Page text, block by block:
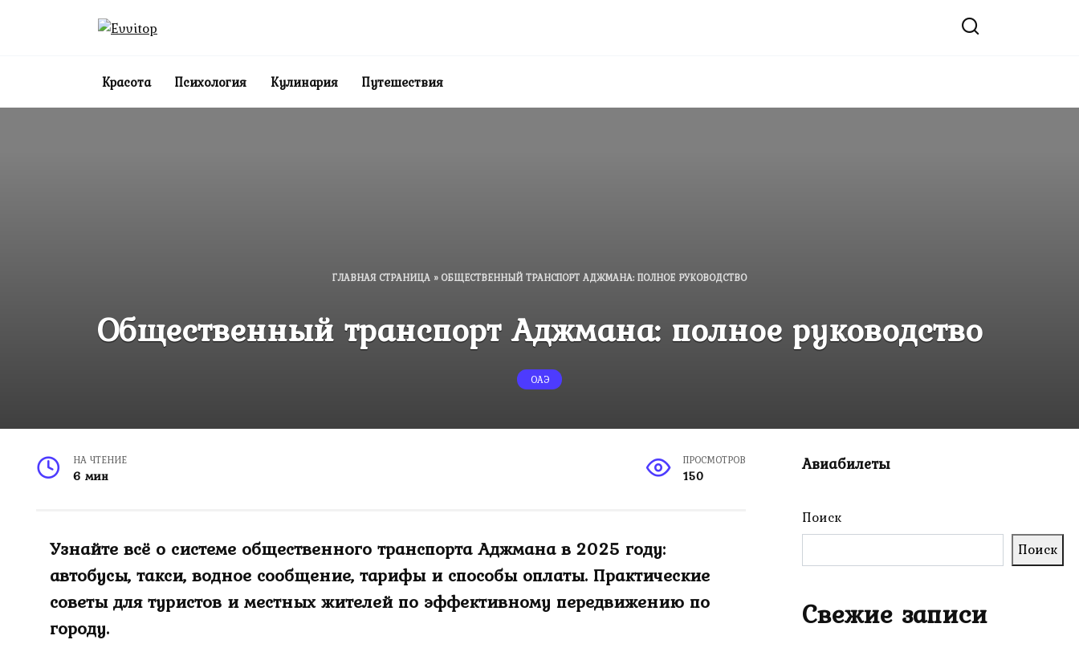
Красота Психология Кулинария Путешествия
ГЛАВНАЯ СТРАНИЦА » ОБЩЕСТВЕННЫЙ ТРАНСПОРТ АДЖМАНА: ПОЛНОЕ РУКОВОДСТВО
Общественный транспорт Аджмана: полное руководство
ОАЭ
НА ЧТЕНИЕ
6 мин
ПРОСМОТРОВ
150
Узнайте всё о системе общественного транспорта Аджмана в 2025 году:
автобусы, такси, водное сообщение, тарифы и способы оплаты. Практические
советы для туристов и местных жителей по эффективному передвижению по
городу.
Авиабилеты
Поиск
Поиск
Свежие записи